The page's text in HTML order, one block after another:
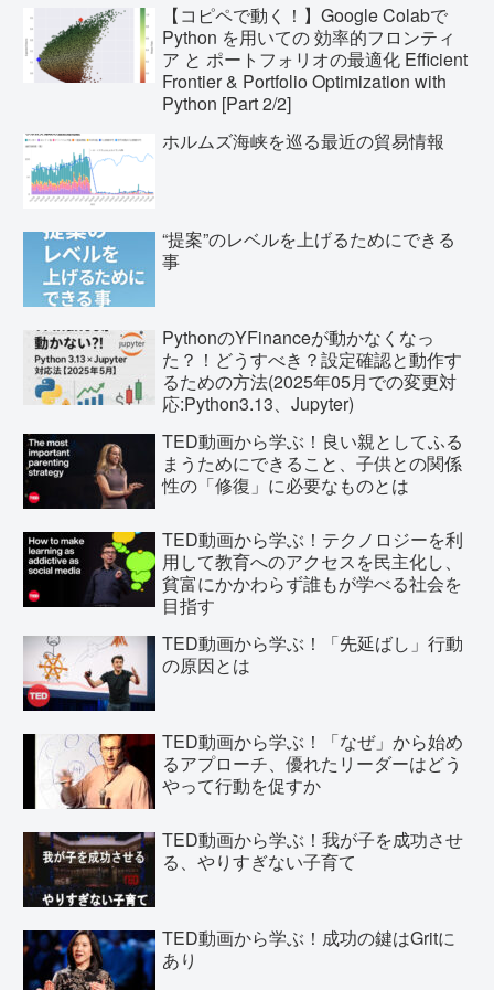
【コピペで動く！】Google Colabで
Python を用いての 効率的フロンティ
ア と ポートフォリオの最適化 Efficient
Frontier & Portfolio Optimization with
Python [Part 2/2]
ホルムズ海峡を巡る最近の貿易情報
“提案”のレベルを上げるためにできる
事
PythonのYFinanceが動かなくなっ
た？！どうすべき？設定確認と動作す
るための方法(2025年05月での変更対
応:Python3.13、Jupyter)
TED動画から学ぶ！良い親としてふる
まうためにできること、子供との関係
性の「修復」に必要なものとは
TED動画から学ぶ！テクノロジーを利
用して教育へのアクセスを民主化し、
貧富にかかわらず誰もが学べる社会を
目指す
TED動画から学ぶ！「先延ばし」行動
の原因とは
TED動画から学ぶ！「なぜ」から始め
るアプローチ、優れたリーダーはどう
やって行動を促すか
TED動画から学ぶ！我が子を成功させ
る、やりすぎない子育て
TED動画から学ぶ！成功の鍵はGritに
あり